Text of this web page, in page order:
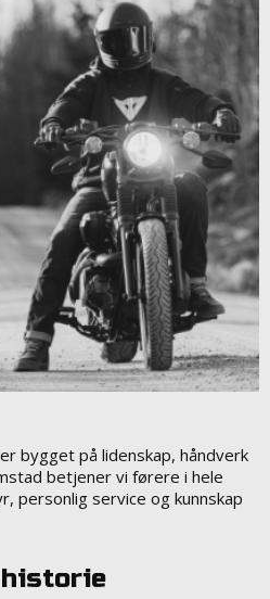
bygget på lidenskap, håndverk
betjener vi førere i hele
personlig service og kunnskap